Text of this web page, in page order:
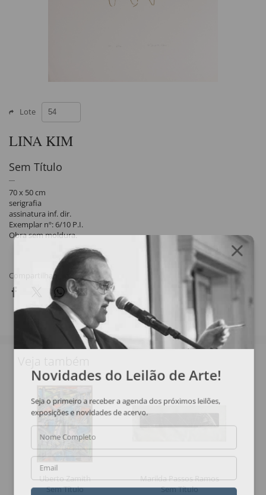
Lote
LINA KIM
Sem Título
70 x 50 cm
serigrafia
assinatura inf. dir.
Exemplar nº: 6/10 P.I.
Obra sem moldura.
Compartilhar
Veja também
Uberto Zamith
Sem Título
Marilda Passos Ramos
Sem Título
Novidades do Leilão de Arte!
Seja o primeiro a receber a agenda dos próximos leilões,
exposições e novidades de acervo.
Nome Completo
Email